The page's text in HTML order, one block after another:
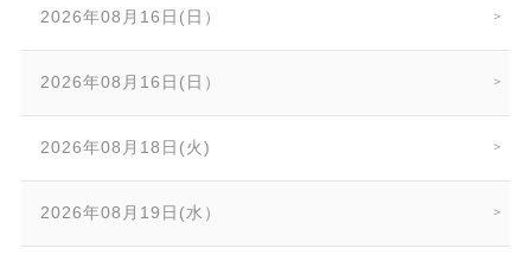
2026年08月16日(日）
2026年08月16日(日）
2026年08月18日(火)
2026年08月19日(水）